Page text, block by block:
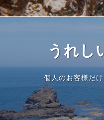
うれし
個人のお客様だ